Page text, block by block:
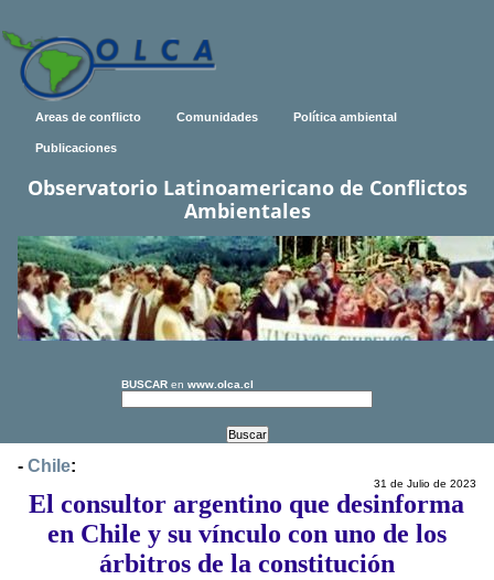
Areas de conflicto Comunidades Política ambiental
Publicaciones
Observatorio Latinoamericano de Conflictos
Ambientales
BUSCAR en www.olca.cl
- Chile:
31 de Julio de 2023
El consultor argentino que desinforma
en Chile y su vínculo con uno de los
árbitros de la constitución